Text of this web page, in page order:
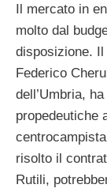
Il mercato in
molto dal
disposizione.
Federico
dell’Umbria,
propedeutiche
risolto il
Rutili,